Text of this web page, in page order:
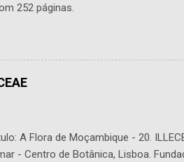
252 páginas.
A Flora de Moçambique - 20.
- Centro de Botânica, Lisboa.